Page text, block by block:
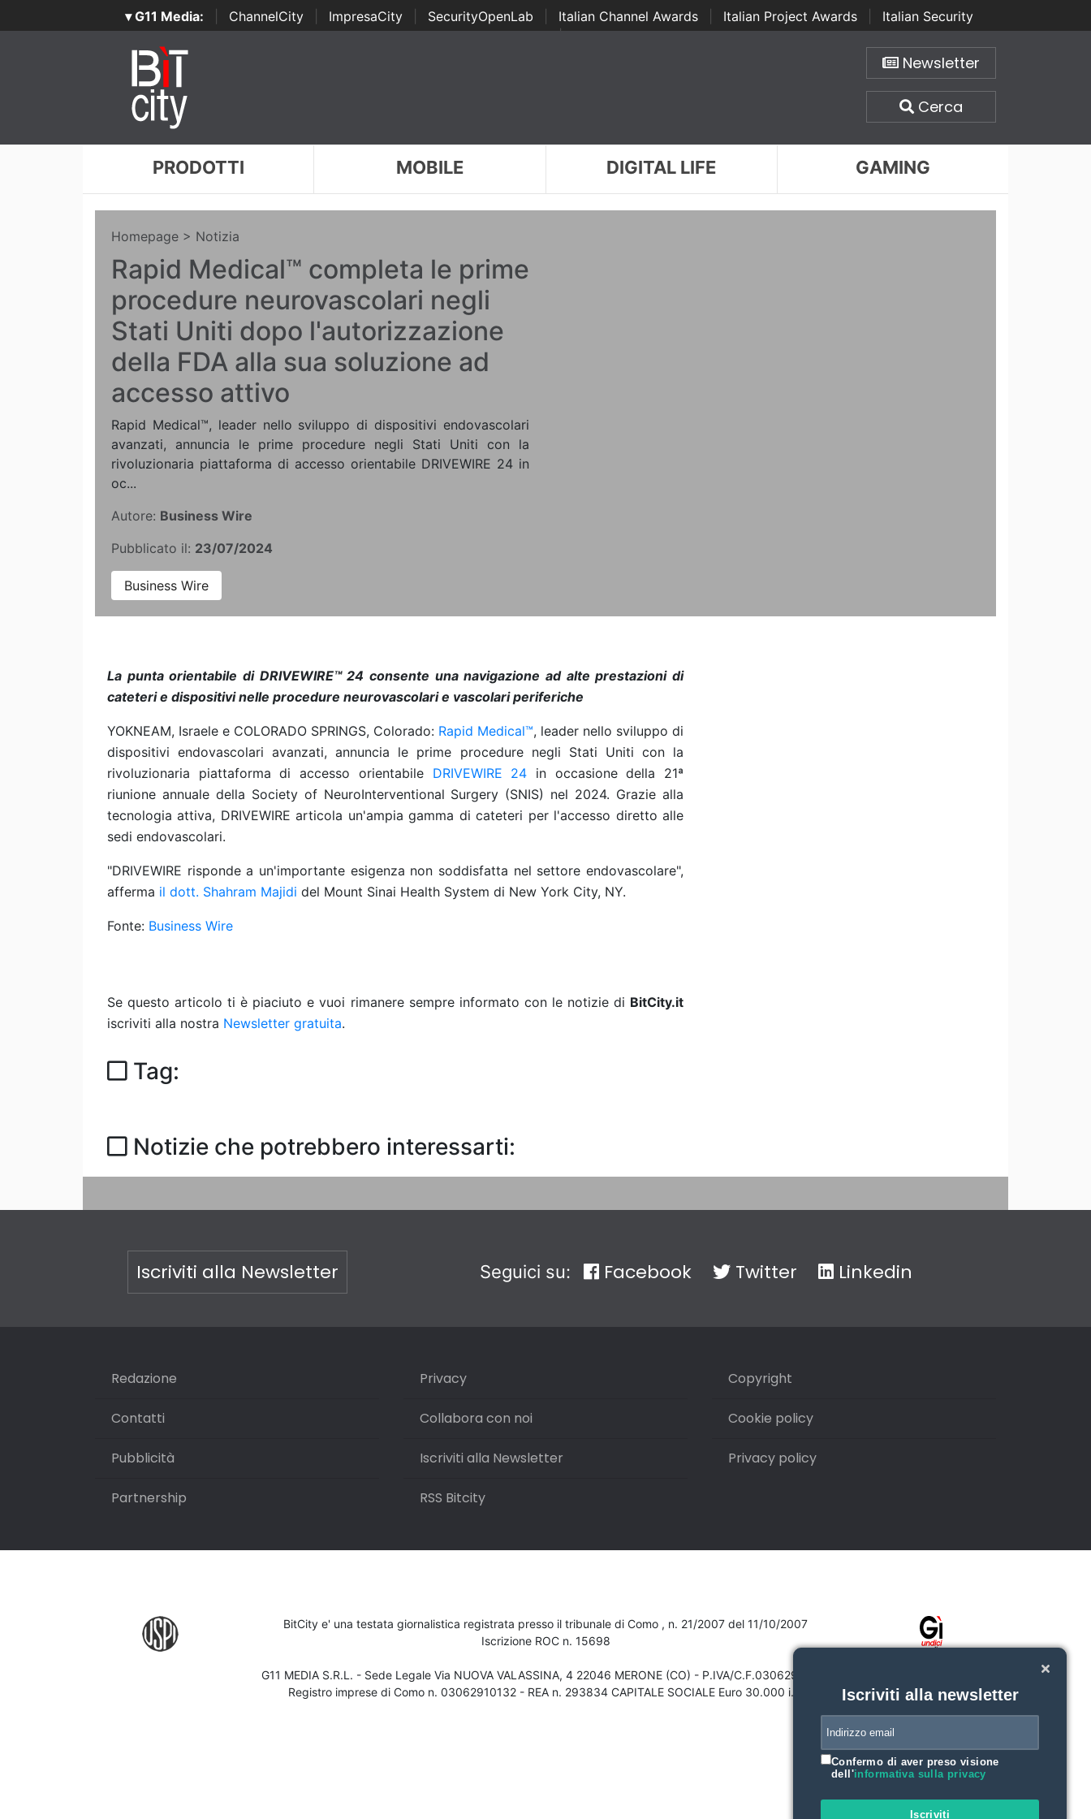
▾ G11 Media: ChannelCity ImpresaCity SecurityOpenLab Italian Channel Awards Italian Project Awards
Italian Security
Awards | ...
Newsletter
Cerca
PRODOTTI MOBILE DIGITAL LIFE GAMING
Homepage > Notizia
Rapid Medical™ completa le prime
procedure neurovascolari negli
Stati Uniti dopo l'autorizzazione
della FDA alla sua soluzione ad
accesso attivo
Rapid Medical™, leader nello sviluppo di dispositivi endovascolari
avanzati, annuncia le prime procedure negli Stati Uniti con la
rivoluzionaria piattaforma di accesso orientabile DRIVEWIRE 24 in
oc...
Autore: Business Wire
Pubblicato il: 23/07/2024
Business Wire
La punta orientabile di DRIVEWIRE™ 24 consente una navigazione ad alte prestazioni di
cateteri e dispositivi nelle procedure neurovascolari e vascolari periferiche
YOKNEAM, Israele e COLORADO SPRINGS, Colorado: Rapid Medical™, leader nello sviluppo di
dispositivi endovascolari avanzati, annuncia le prime procedure negli Stati Uniti con la
rivoluzionaria piattaforma di accesso orientabile DRIVEWIRE 24 in occasione della 21ª
riunione annuale della Society of NeuroInterventional Surgery (SNIS) nel 2024. Grazie alla
tecnologia attiva, DRIVEWIRE articola un'ampia gamma di cateteri per l'accesso diretto alle
sedi endovascolari.
"DRIVEWIRE risponde a un'importante esigenza non soddisfatta nel settore endovascolare",
afferma il dott. Shahram Majidi del Mount Sinai Health System di New York City, NY.
Fonte: Business Wire
Se questo articolo ti è piaciuto e vuoi rimanere sempre informato con le notizie di BitCity.it
iscriviti alla nostra Newsletter gratuita.
Tag:
Notizie che potrebbero interessarti:
Iscriviti alla Newsletter Seguici su: Facebook Twitter Linkedin
Redazione
Contatti
Pubblicità
Partnership
Privacy
Collabora con noi
Iscriviti alla Newsletter
RSS Bitcity
Copyright
Cookie policy
Privacy policy
BitCity e' una testata giornalistica registrata presso il tribunale di Como , n. 21/2007 del 11/10/2007
Iscrizione ROC n. 15698
G11 MEDIA S.R.L. - Sede Legale Via NUOVA VALASSINA, 4 22046 MERONE (CO) - P.IVA/C.F.03062910132
Registro imprese di Como n. 03062910132 - REA n. 293834 CAPITALE SOCIALE Euro 30.000 i.v.
Iscriviti alla newsletter
Confermo di aver preso visione
dell'informativa sulla privacy
Iscriviti